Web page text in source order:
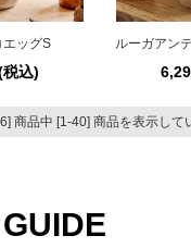
エッグS
込)
ルーガアン
商品中 [1-40] 商品を表示して